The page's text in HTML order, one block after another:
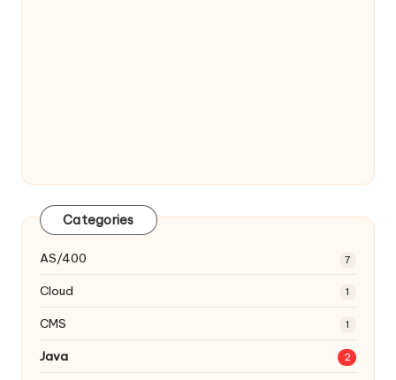
Categories
AS/400 7
Cloud 1
CMS 1
Java 2